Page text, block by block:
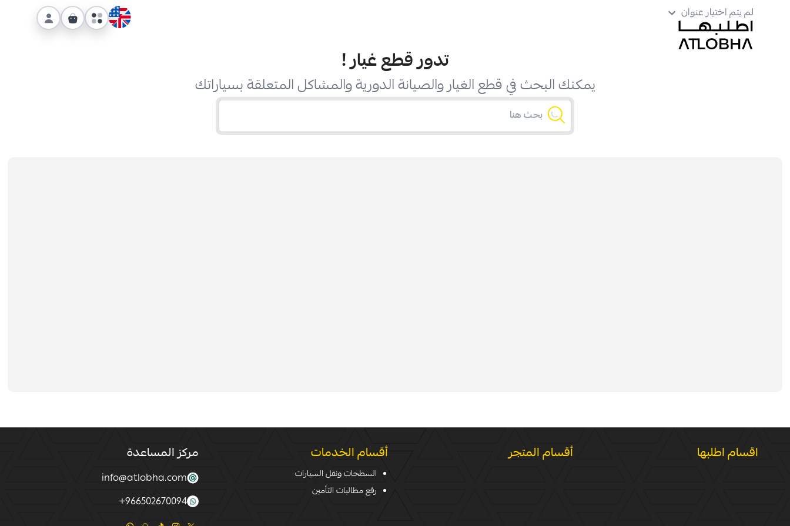
لم يتم اختيار عنوان
تدور قطع غيار!
يمكنك البحث في قطع الغيار والصيانة الدورية والمشاكل المتعلقة بسياراتك
اقسام اطلبها أقسام المتجر أقسام الخدمات
السطحات ونقل السيارات
رفع مطالبات التأمين
مركز المساعدة
info@atlobha.com
966502670094
+